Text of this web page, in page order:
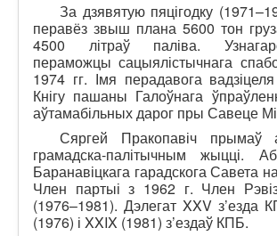
За дзявятую пяцігодку
перавёз звыш плана 5600 тон
4500 літраў паліва.
пераможцы сацыялістычнага
1974 гг. Імя перадавога
Кнігу пашаны Галоўнага
аўтамабільных дарог пры Савеце
Сяргей Пракопавіч прымаў
грамадска-палітычным жыцці.
Баранавіцкага гарадскога Савета
Член партыі з 1962 г. Член
(1976–1981). Дэлегат XXV з’езда
(1976) і XXIX (1981) з’ездаў КПБ.